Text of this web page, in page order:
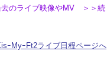
去のライブ映像やMV ＞＞続
ｰMyｰFt2ライブ日程ページへ